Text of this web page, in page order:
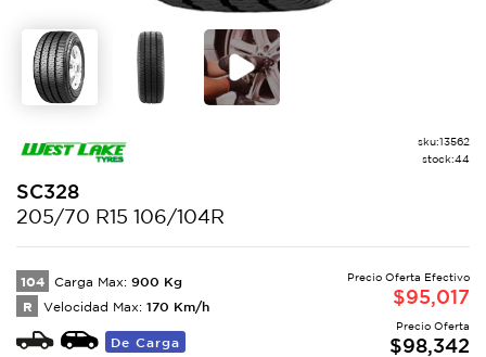
sku:13562
stock:44
SC328
205/70 R15 106/104R
104 Carga Max: 900 Kg
R Velocidad Max: 170 Km/h
De Carga
Precio Oferta Efectivo
$95,017
Precio Oferta
$98,342